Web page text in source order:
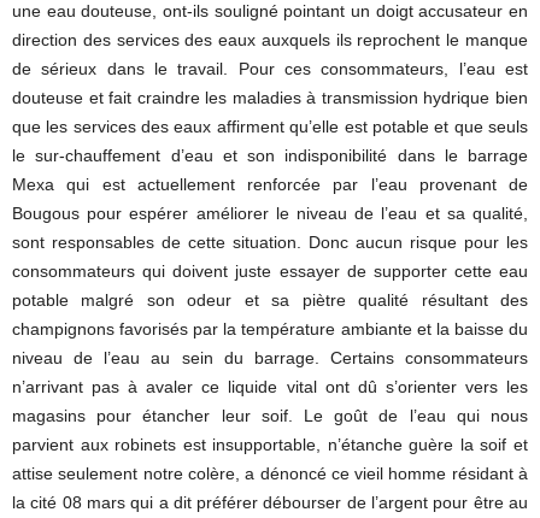
une eau douteuse, ont-ils souligné pointant un doigt accusateur en
direction des services des eaux auxquels ils reprochent le manque
de sérieux dans le travail. Pour ces consommateurs, l’eau est
douteuse et fait craindre les maladies à transmission hydrique bien
que les services des eaux affirment qu’elle est potable et que seuls
le sur-chauffement d’eau et son indisponibilité dans le barrage
Mexa qui est actuellement renforcée par l’eau provenant de
Bougous pour espérer améliorer le niveau de l’eau et sa qualité,
sont responsables de cette situation. Donc aucun risque pour les
consommateurs qui doivent juste essayer de supporter cette eau
potable malgré son odeur et sa piètre qualité résultant des
champignons favorisés par la température ambiante et la baisse du
niveau de l’eau au sein du barrage. Certains consommateurs
n’arrivant pas à avaler ce liquide vital ont dû s’orienter vers les
magasins pour étancher leur soif. Le goût de l’eau qui nous
parvient aux robinets est insupportable, n’étanche guère la soif et
attise seulement notre colère, a dénoncé ce vieil homme résidant à
la cité 08 mars qui a dit préférer débourser de l’argent pour être au